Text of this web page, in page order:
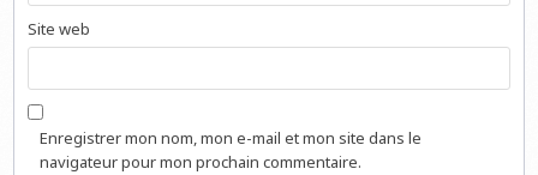
Site web
Enregistrer mon nom, mon e-mail et mon site dans le
navigateur pour mon prochain commentaire.